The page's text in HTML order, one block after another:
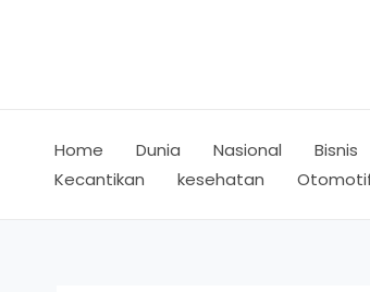
Home Dunia Nasional Bisnis
Kecantikan
kesehatan